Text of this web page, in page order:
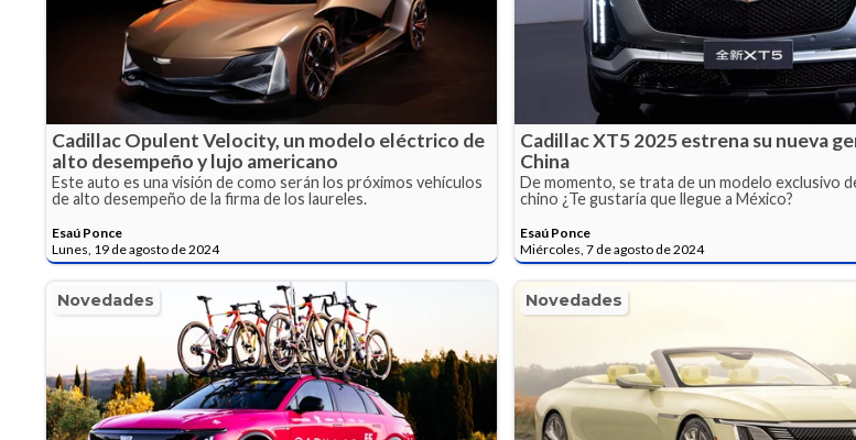
Cadillac Opulent Velocity, un modelo eléctrico de
alto desempeño y lujo americano
Este auto es una visión de como serán los próximos vehículos
de alto desempeño de la firma de los laureles.
Esaú Ponce
Lunes, 19 de agosto de 2024
Cadillac XT5 2025 estrena su nueva
China
De momento, se trata de un modelo exclusivo
chino ¿Te gustaría que llegue a México?
Esaú Ponce
Miércoles, 7 de agosto de 2024
Novedades Novedades